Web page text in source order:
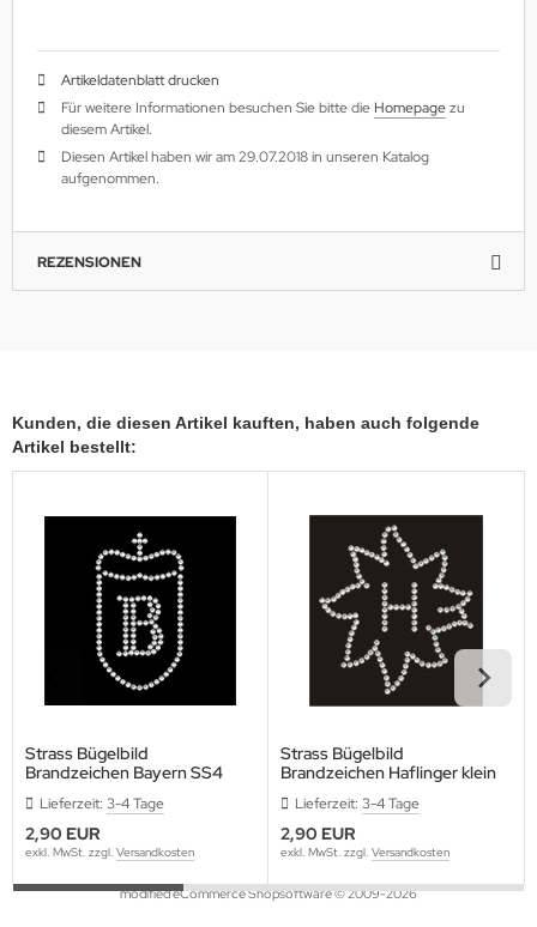
Artikeldatenblatt drucken
Für weitere Informationen besuchen Sie bitte die Homepagezu
diesem Artikel.
Diesen Artikel haben wir am 29.07.2018 in unseren Katalog
aufgenommen.
REZENSIONEN
Kunden, die diesen Artikel kauften, haben auch folgende
Artikel bestellt:
Strass Bügelbild
Brandzeichen Bayern SS4
Lieferzeit: 3-4 Tage
2,90 EUR
exkl. MwSt. zzgl. Versandkosten
Strass Bügelbild
Brandzeichen Haflinger klein
Lieferzeit: 3-4 Tage
2,90 EUR
exkl. MwSt. zzgl. Versandkosten
modified eCommerce Shopsoftware © 2009-2026